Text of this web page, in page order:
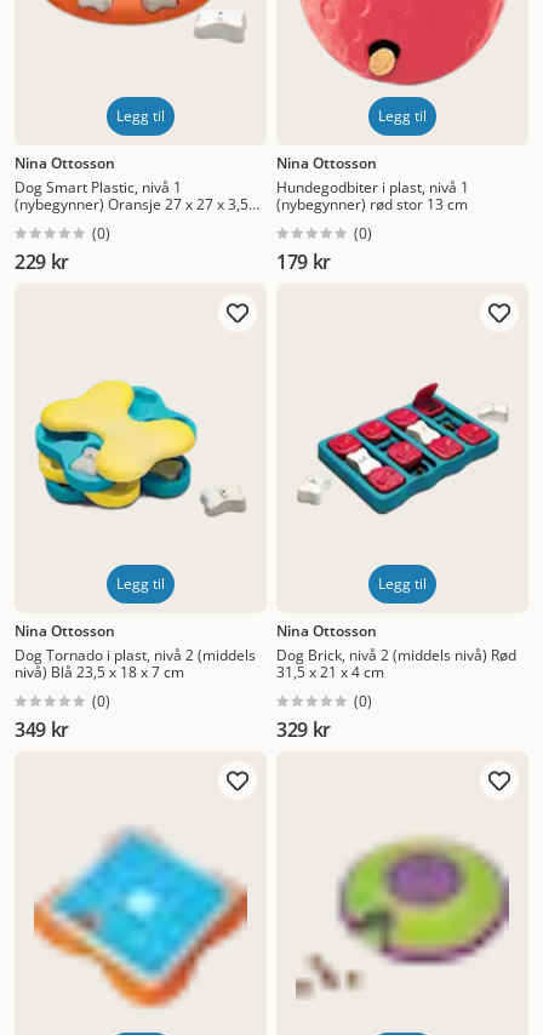
Legg til
Nina Ottosson
Dog Smart Plastic, nivå 1
(nybegynner) Oransje 27 x 27 x 3,5
(0)
229 kr
Legg til
Nina Ottosson
Hundegodbiter i plast, nivå 1
(nybegynner) rød stor 13 cm
(0)
179 kr
Legg til
Nina Ottosson
Dog Tornado i plast, nivå 2 (middels
nivå) Blå 23,5 x 18 x 7 cm
(0)
349 kr
Legg til
Nina Ottosson
Dog Brick, nivå 2 (middels nivå) Rød
31,5 x 21 x 4 cm
(0)
329 kr